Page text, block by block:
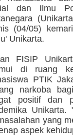
dan Ilmu
(04/05)
Unikarta.
FISIP
di ruang
PTIK
narkoba
positif dan
Unikarta.
yang
aspek